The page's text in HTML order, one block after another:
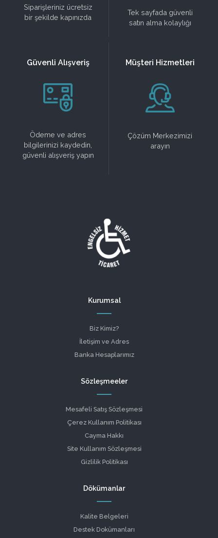
Siparişleriniz ücretsiz
bir şekilde kapınızda
Tek sayfada güvenli
satın alma kolaylığı
Güvenli Alışveriş
Ödeme ve adres
bilgilerinizi kaydedin,
güvenli alışveriş yapın
Müşteri Hizmetleri
Çözüm Merkezimizi
arayın
Kurumsal
Biz Kimiz?
İletişim ve Adres
Banka Hesaplarımız
Sözleşmeeler
Mesafeli Satış Sözleşmesi
Çerez Kullanım Politikası
Cayma Hakkı
Site Kullanım Sözleşmesi
Gizlilik Politikası
Dökümanlar
Kalite Belgeleri
Destek Dokümanları